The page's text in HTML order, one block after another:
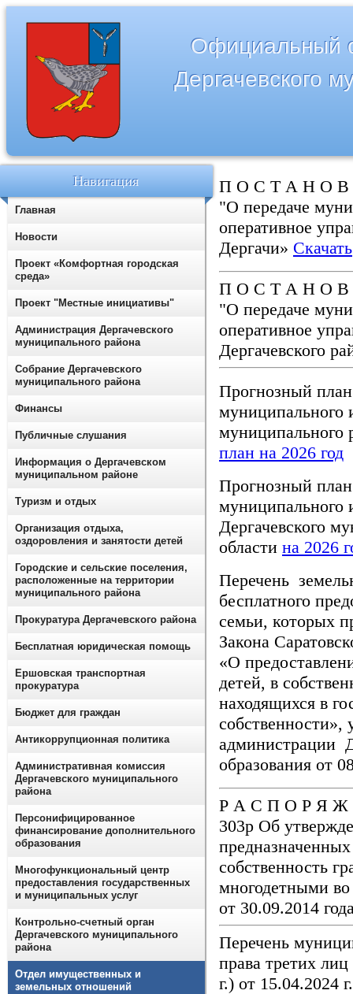
Официальный
Дергачевского
П О С Т А Н О В
"О передаче
оперативное
Дергачи» Скачать
П О С Т А Н О В
"О передаче
оперативное
Дергачевского
Прогнозный
муниципального
муниципального
план на 2026 год
Прогнозный
Дергачевского
области на 2026
Перечень
бесплатного
семьи, которых
Закона
«О
детей, в
находящихся в
собственности»,
администрации
образования от
Р А С П О Р Я Ж
303р Об
собственность
многодетными во
от 30.09.2014
Перечень
права третих
г.) от 15.04.2024
Навигация
Главная
Новости
Проект «Комфортная городская
среда»
Проект "Местные инициативы"
Администрация Дергачевского
муниципального района
Собрание Дергачевского
муниципального района
Финансы
Публичные слушания
Информация о Дергачевском
муниципальном районе
Туризм и отдых
Организация отдыха,
оздоровления и занятости детей
Городские и сельские поселения,
расположенные на территории
муниципального района
Прокуратура Дергачевского района
Бесплатная юридическая помощь
Ершовская транспортная
прокуратура
Бюджет для граждан
Антикоррупционная политика
Административная комиссия
Дергачевского муниципального
района
Персонифицированное
финансирование дополнительного
образования
Многофункциональный центр
предоставления государственных
и муниципальных услуг
Контрольно-счетный орган
Дергачевского муниципального
района
Отдел имущественных и
земельных отношений